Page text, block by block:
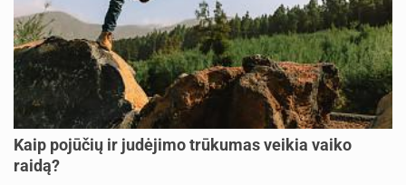
Kaip pojūčių ir judėjimo trūkumas veikia vaiko
raidą?